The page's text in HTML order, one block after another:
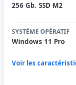
256 Gb. SSD M2
SYSTÈME OPÉRATIF
Windows 11 Pro
Voir les